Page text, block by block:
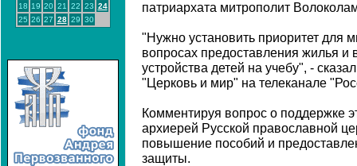
18 19 20 21 22 23 24
25 26 27 28 29 30
патриархата митрополит
"Нужно установить приоритет для
вопросах предоставления жилья и
устройства детей на учебу", -
"Церковь и мир" на телеканале
Комментируя вопрос о поддержке
архиерей Русской православной
повышение пособий и
защиты.